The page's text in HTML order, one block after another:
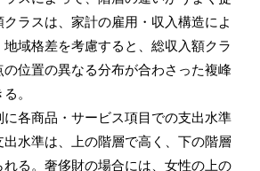
ラスは、家計の雇用・収入構造によ
域格差を考慮すると、総収入額クラ
の位置の異なる分布が合わさった複峰
。
各商品・サービス項目での支出水準
水準は、上の階層で高く、下の階層
る。奢侈財の場合には、女性の上の